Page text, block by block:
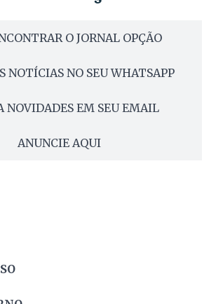
O JORNAL OPÇÃO
NOTÍCIAS NO SEU WHATSAPP
NOVIDADES EM SEU EMAIL
ANUNCIE AQUI